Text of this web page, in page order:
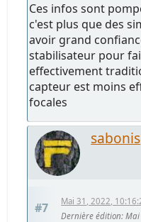
Ces infos sont
c'est plus que des
avoir grand
stabilisateur pour
effectivement
capteur est moins
focales
sabonis
#7
Mai 31, 2022,
Dernière édition: Mai